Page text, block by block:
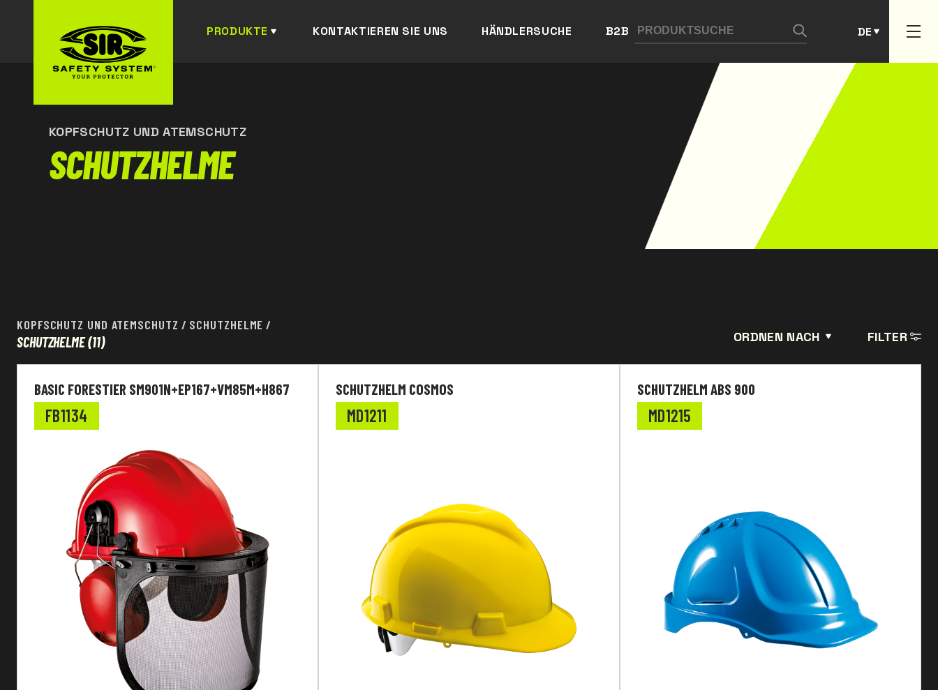
PRODUKTE KONTAKTIEREN SIE UNS HÄNDLERSUCHE B2B DE
KOPFSCHUTZ UND ATEMSCHUTZ
SCHUTZHELME
KOPFSCHUTZ UND ATEMSCHUTZ / SCHUTZHELME /
SCHUTZHELME(11) ORDNEN NACH FILTER
Kopfschutz und Atemschutz
EN Norm
Material del Aufhängung
Sondereigenschaften
BASIC FORESTIER SM901N+EP167+VM85M+H867
FB1134
SCHUTZHELM COSMOS
MD1211
SCHUTZHELM ABS 900
MD1215